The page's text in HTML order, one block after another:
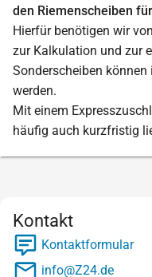
den Riemenscheiben
Hierfür benötigen wir
zur Kalkulation und zur
Sonderscheiben
werden.
Mit einem
häufig auch kurzfristig
Kontakt
Kontaktformular
info@Z24.de